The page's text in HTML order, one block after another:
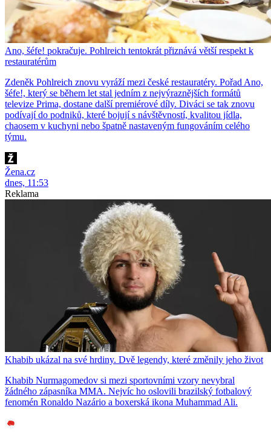
Ano, šéfe! pokračuje. Pohlreich tentokrát přiznává větší respekt k
restauratérům
Zdeněk Pohlreich znovu vyráží mezi české restauratéry. Pořad Ano,
šéfe!, který se během let stal jedním z nejvýraznějších formátů
televize Prima, dostane další premiérové díly. Diváci se tak znovu
podívají do podniků, které bojují s návštěvností, kvalitou jídla,
chaosem v kuchyni nebo špatně nastaveným fungováním celého
týmu.
Žena.cz
dnes, 11:53
Reklama
Khabib ukázal na své hrdiny. Dvě legendy, které změnily jeho život
Khabib Nurmagomedov si mezi sportovními vzory nevybral
žádného zápasníka MMA. Nejvíc ho oslovili brazilský fotbalový
fenomén Ronaldo Nazário a boxerská ikona Muhammad Ali.